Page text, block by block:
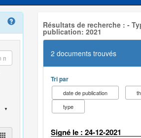
Résultats de recherche : -
publication: 2021
2 documents trouvés
Tri par
date de publication
type
Signé le : 24-12-2021